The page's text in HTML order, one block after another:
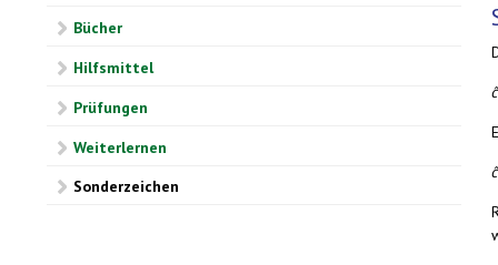
Bücher
Hilfsmittel
Prüfungen
Weiterlernen
Sonderzeichen